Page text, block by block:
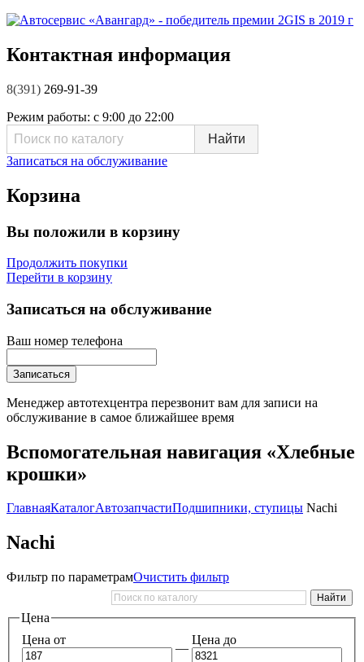
Контактная информация
8(391) 269-91-39
Режим работы: с 9:00 до 22:00
Записаться на обслуживание
Корзина
Вы положили в корзину
Продолжить покупки
Перейти в корзину
Записаться на обслуживание
Ваш номер телефона
Записаться
Менеджер автотехцентра перезвонит вам для записи на
обслуживание в самое ближайшее время
Вспомогательная навигация «Хлебные
крошки»
ГлавнаяКаталогАвтозапчастиПодшипники, ступицы Nachi
Nachi
Фильтр по параметрамОчистить фильтр
Цена
Цена от
—
Цена до